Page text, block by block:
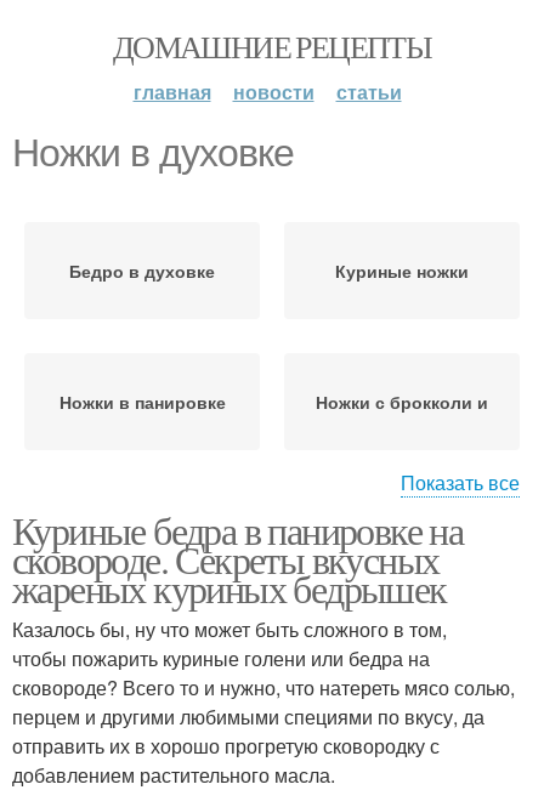
ДОМАШНИЕ РЕЦЕПТЫ
главная новости статьи
Ножки в духовке
Бедро в духовке Куриные ножки
Ножки в панировке Ножки с брокколи и
Курица в духовке Ножки с овощами
Овощи в духовке Голени в духовке
Показать все
Куриные бедра в панировке на
сковороде. Секреты вкусных
жареных куриных бедрышек
Казалось бы, ну что может быть сложного в том,
чтобы пожарить куриные голени или бедра на
сковороде? Всего то и нужно, что натереть мясо солью,
перцем и другими любимыми специями по вкусу, да
отправить их в хорошо прогретую сковородку с
добавлением растительного масла.